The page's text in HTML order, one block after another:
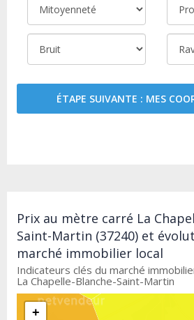
ÉTAPE SUIVANTE : MES
Prix au mètre carré La
Saint-Martin (37240) et
marché immobilier local
Indicateurs clés du marché
La Chapelle-Blanche-Saint-Martin
+